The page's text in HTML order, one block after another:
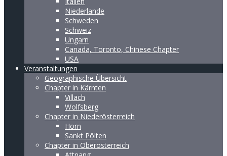
Niederlande
Schweden
Schweiz
Ungarn
Canada, Toronto, Chinese Chapter
USA
Veranstaltungen
Geographische Übersicht
Chapter in Kärnten
Villach
Wolfsberg
Chapter in Niederösterreich
Horn
Sankt Pölten
Chapter in Oberösterreich